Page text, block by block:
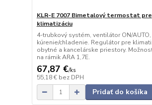
KLR-E 7007 Bimetalový termostat pre
klimatizáciu
4-trubkový systém, ventilátor ON/AUTO,
kúrenie/chladenie. Regulátor pre
obytné a kancelárske priestory.
na rámik ARA 1,7E.
67,87 €/ks
55,18 € bez DPH
Pridať do košíka